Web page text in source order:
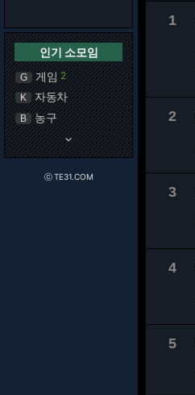
인기 소모임
G 게임 2
K 자동차
B 농구
keyboard_arrow_down
ⓒ TE31.COM
1
2
3
4
5